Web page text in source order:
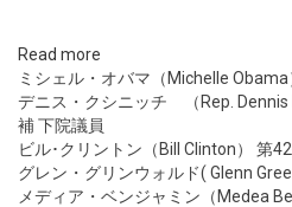
Read more
ミシェル・オバマ（Michelle
デニス・クシニッチ （Rep. Dennis
補 下院議員
ビル･クリントン（Bill Clinton） 第
グレン・グリンウォルド( Glenn
メディア・ベンジャミン（Medea